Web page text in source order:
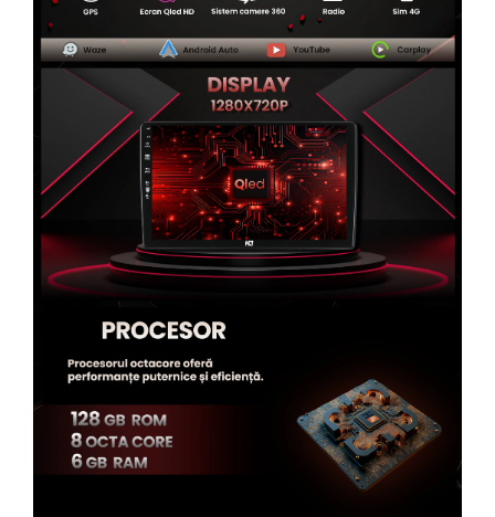
Rame adaptoare Nissan
Rame adaptoare Fiat
Rame adaptoare Hyundai
Rame adaptoare Chevrolet
Rame adaptoare Mitsubishi
Rame adaptoare Jeep
Rame adaptoare Chrysler
Rame adaptoare Dodge
Rame adaptoare Isuzu